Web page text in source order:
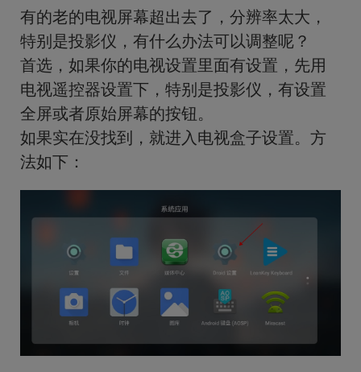
有的老的电视屏幕超出去了，分辨率太大，
特别是投影仪，有什么办法可以调整呢？
首选，如果你的电视设置里面有设置，先用
电视遥控器设置下，特别是投影仪，有设置
全屏或者原始屏幕的按钮。
如果实在没找到，就进入电视盒子设置。方
法如下：